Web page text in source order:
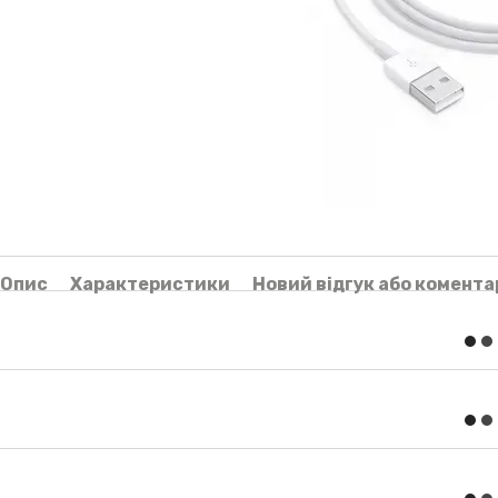
Опис Характеристики Новий відгук або